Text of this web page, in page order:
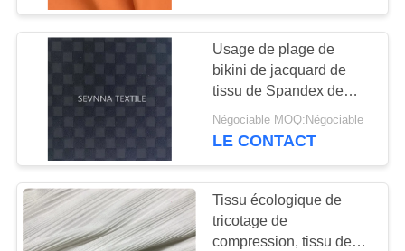
Usage de plage de
bikini de jacquard de
tissu de Spandex de
vêtements de bain
réutilisé par largeur de
Négociable MOQ:Négociable
LE CONTACT
Tissu écologique de
tricotage de
compression, tissu de